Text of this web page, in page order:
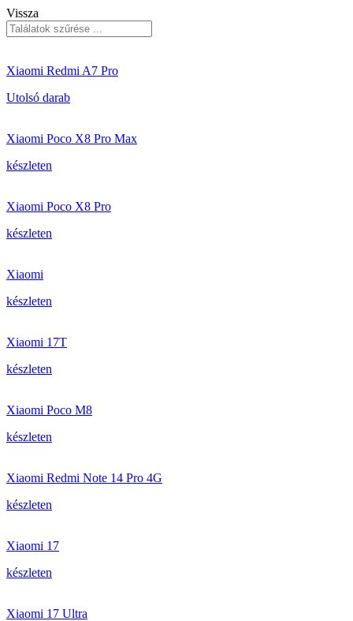
Vissza
Xiaomi Redmi A7 Pro
Utolsó darab
Xiaomi Poco X8 Pro Max
készleten
Xiaomi Poco X8 Pro
készleten
Xiaomi
készleten
Xiaomi 17T
készleten
Xiaomi Poco M8
készleten
Xiaomi Redmi Note 14 Pro 4G
készleten
Xiaomi 17
készleten
Xiaomi 17 Ultra